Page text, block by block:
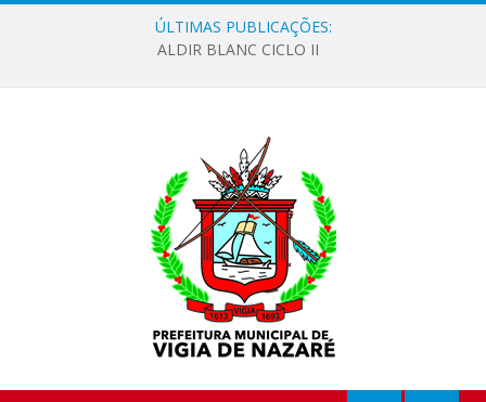
ÚLTIMAS PUBLICAÇÕES:
ALDIR BLANC CICLO II